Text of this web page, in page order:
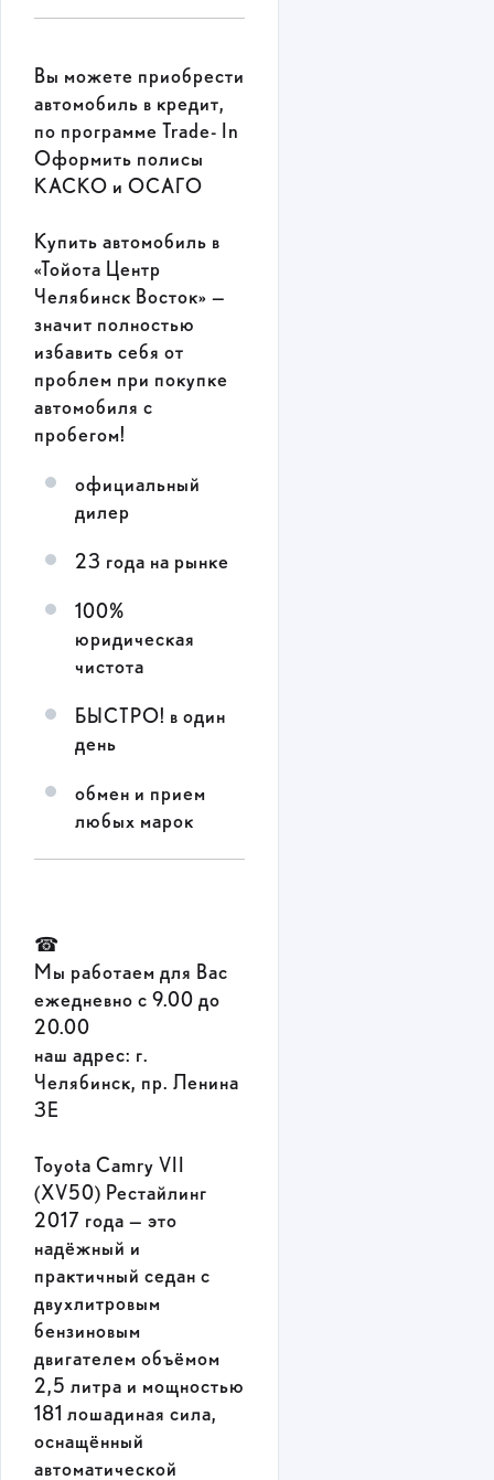
Вы можете приобрести
автомобиль в кредит,
по программе Trade- In
Оформить полисы
КАСКО и ОСАГО
Купить автомобиль в
«Тойота Центр
Челябинск Восток» —
значит полностью
избавить себя от
проблем при покупке
автомобиля с
пробегом!
официальный
дилер
23 года на рынке
100%
юридическая
чистота
БЫСТРО! в один
день
обмен и прием
любых марок
☎
Мы работаем для Вас
ежедневно с 9.00 до
20.00
наш адрес: г.
Челябинск, пр. Ленина
3Е
Toyota Camry VII
(XV50) Рестайлинг
2017 года — это
надёжный и
практичный седан с
двухлитровым
бензиновым
двигателем объёмом
2,5 литра и мощностью
181 лошадиная сила,
оснащённый
автоматической